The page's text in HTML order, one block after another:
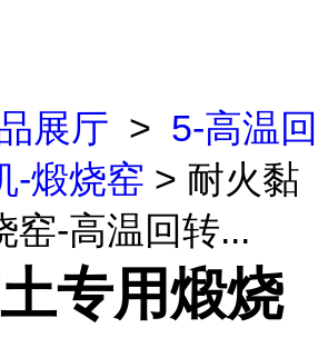
展厅 > 5-高温回
-煅烧窑 > 耐火黏
窑-高温回转...
专用煅烧